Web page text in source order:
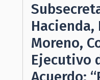
Hacienda,
Moreno,
Ejecutivo